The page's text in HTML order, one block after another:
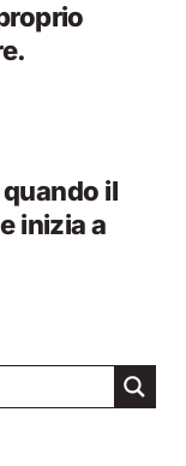
il
inizia a